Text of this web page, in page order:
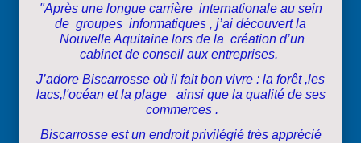
"Après une longue carrière internationale au sein
de groupes informatiques , j’ai découvert la
Nouvelle Aquitaine lors de la création d’un
cabinet de conseil aux entreprises.
J’adore Biscarrosse où il fait bon vivre : la forêt ,les
lacs,l'océan et la plage ainsi que la qualité de ses
commerces .
Biscarrosse est un endroit privilégié très apprécié